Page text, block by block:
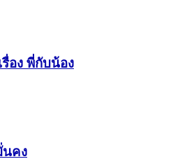
อง พี่กับน้อง
นคง